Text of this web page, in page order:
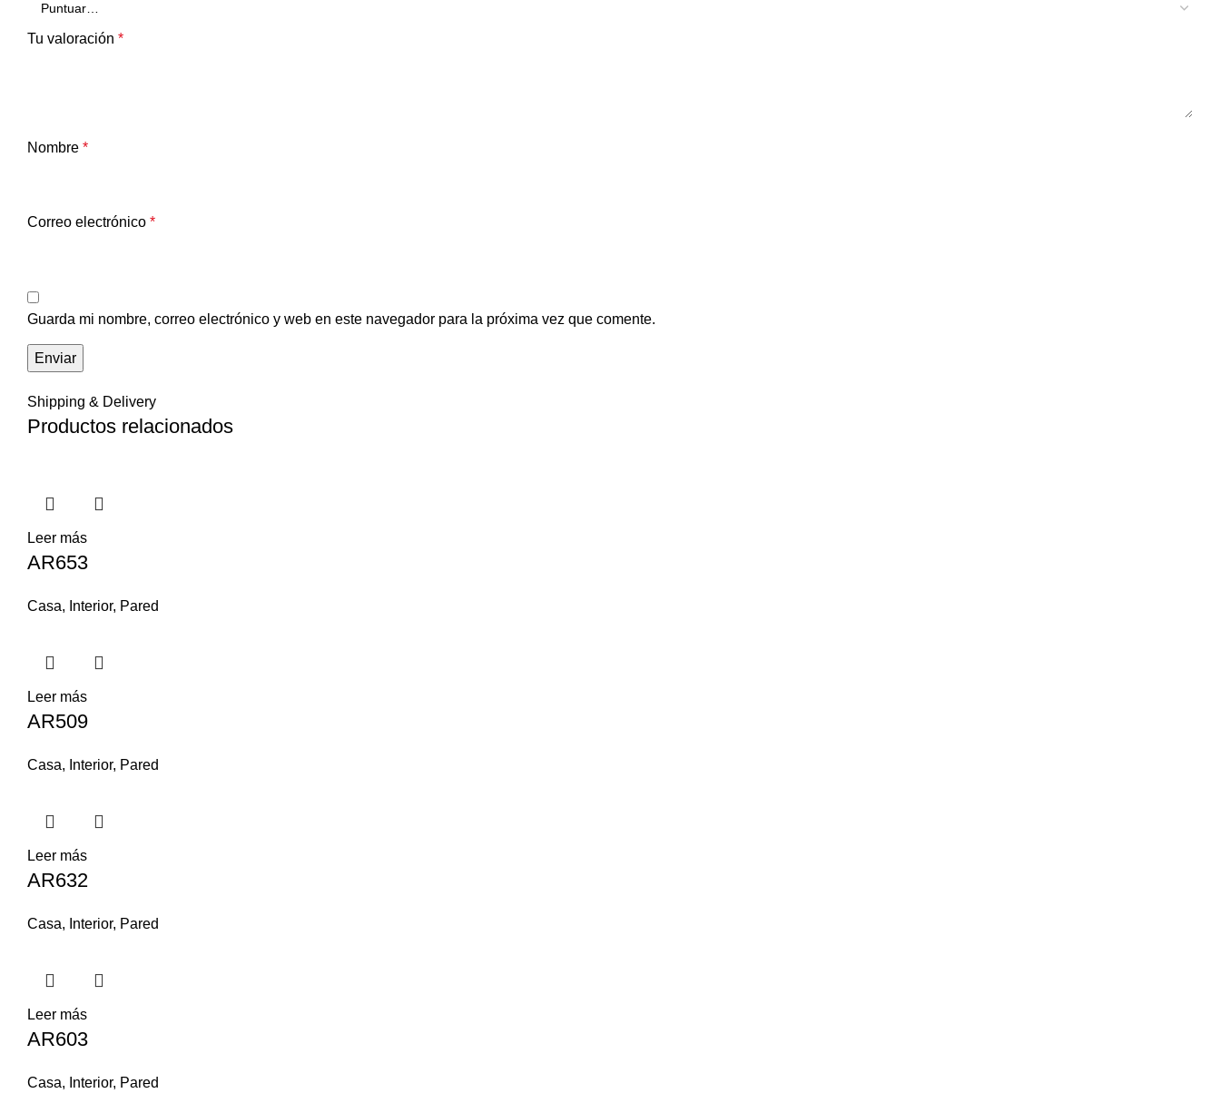
Tu valoración *
Nombre *
Correo electrónico *
Guarda mi nombre, correo electrónico y web en este navegador para la próxima vez que comente.
Shipping & Delivery
Productos relacionados
Leer más
AR653
Casa, Interior, Pared
Leer más
AR509
Casa, Interior, Pared
Leer más
AR632
Casa, Interior, Pared
Leer más
AR603
Casa, Interior, Pared